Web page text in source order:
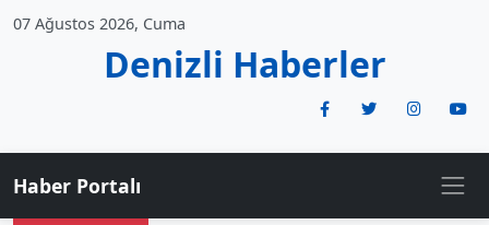
07 Ağustos 2026, Cuma
Denizli Haberler
Haber Portalı